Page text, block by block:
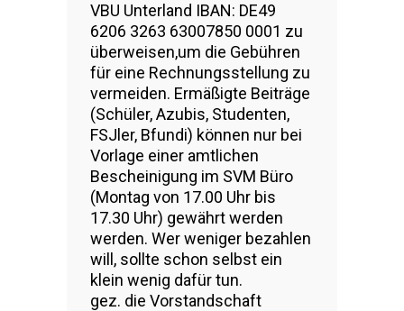
VBU Unterland IBAN: DE49
6206 3263 63007850 0001 zu
überweisen,um die Gebühren
für eine Rechnungsstellung zu
vermeiden. Ermäßigte Beiträge
(Schüler, Azubis, Studenten,
FSJler, Bfundi) können nur bei
Vorlage einer amtlichen
Bescheinigung im SVM Büro
(Montag von 17.00 Uhr bis
17.30 Uhr) gewährt werden
werden. Wer weniger bezahlen
will, sollte schon selbst ein
klein wenig dafür tun.
gez. die Vorstandschaft